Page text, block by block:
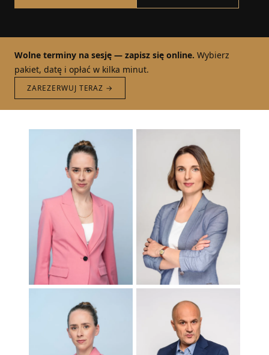
Wolne terminy na sesję — zapisz się online. Wybierz
pakiet, datę i opłać w kilka minut.
ZAREZERWUJ TERAZ →